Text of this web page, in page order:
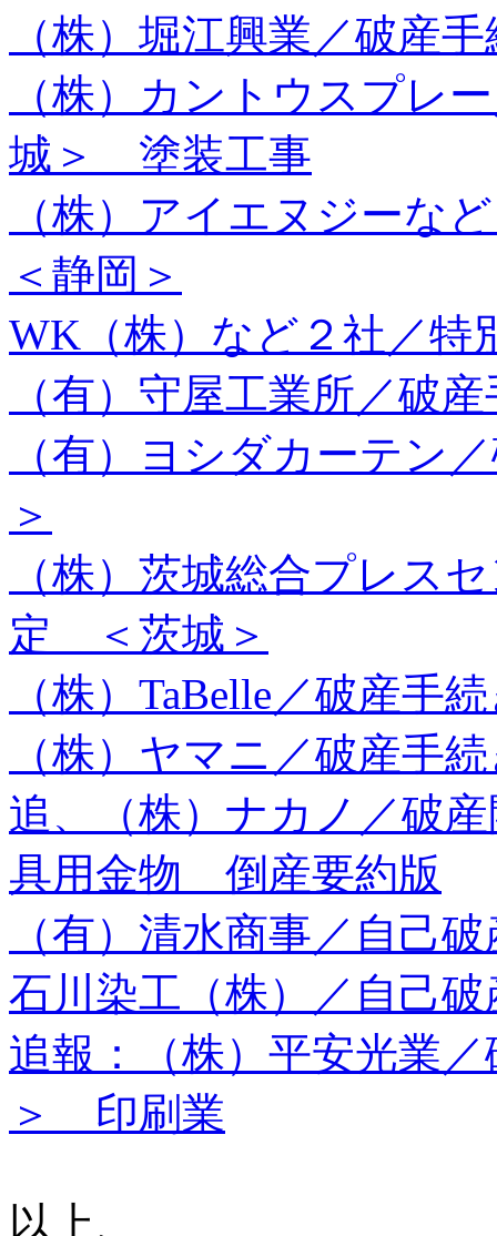
（株）堀江興業／破産
（株）カントウスプレ
城＞ 塗装工事
（株）アイエヌジー
＜静岡＞
WK（株）など２社／
（有）守屋工業所／破
（有）ヨシダカーテン
＞
（株）茨城総合プレス
定 ＜茨城＞
（株）TaBelle／破産
（株）ヤマニ／破産手
追、（株）ナカノ／破
具用金物 倒産要約版
（有）清水商事／自
石川染工（株）／自己
追報：（株）平安光業
＞ 印刷業
以上、